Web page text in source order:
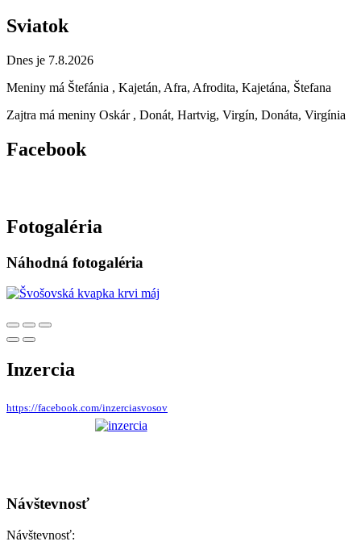
Sviatok
Dnes je 7.8.2026
Meniny má Štefánia , Kajetán, Afra, Afrodita, Kajetána, Štefana
Zajtra má meniny Oskár , Donát, Hartvig, Virgín, Donáta, Virgínia
Facebook
Fotogaléria
Náhodná fotogaléria
Inzercia
https://facebook.com/inzerciasvosov
Návštevnosť
Návštevnosť: